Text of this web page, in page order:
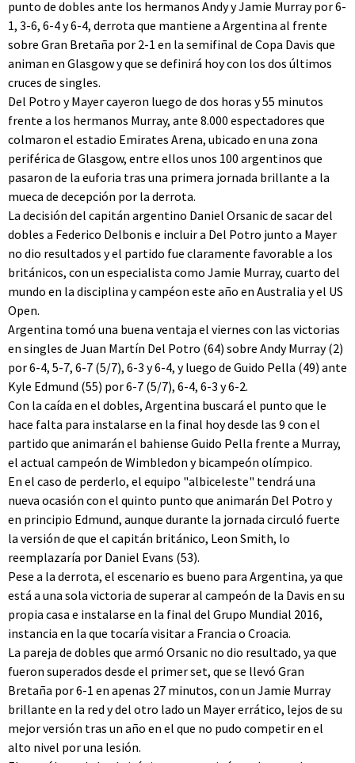
punto de dobles ante los hermanos Andy y Jamie Murray por 6-
1, 3-6, 6-4 y 6-4, derrota que mantiene a Argentina al frente
sobre Gran Bretaña por 2-1 en la semifinal de Copa Davis que
animan en Glasgow y que se definirá hoy con los dos últimos
cruces de singles.
Del Potro y Mayer cayeron luego de dos horas y 55 minutos
frente a los hermanos Murray, ante 8.000 espectadores que
colmaron el estadio Emirates Arena, ubicado en una zona
periférica de Glasgow, entre ellos unos 100 argentinos que
pasaron de la euforia tras una primera jornada brillante a la
mueca de decepción por la derrota.
La decisión del capitán argentino Daniel Orsanic de sacar del
dobles a Federico Delbonis e incluir a Del Potro junto a Mayer
no dio resultados y el partido fue claramente favorable a los
británicos, con un especialista como Jamie Murray, cuarto del
mundo en la disciplina y campéon este año en Australia y el US
Open.
Argentina tomó una buena ventaja el viernes con las victorias
en singles de Juan Martín Del Potro (64) sobre Andy Murray (2)
por 6-4, 5-7, 6-7 (5/7), 6-3 y 6-4, y luego de Guido Pella (49) ante
Kyle Edmund (55) por 6-7 (5/7), 6-4, 6-3 y 6-2.
Con la caída en el dobles, Argentina buscará el punto que le
hace falta para instalarse en la final hoy desde las 9 con el
partido que animarán el bahiense Guido Pella frente a Murray,
el actual campeón de Wimbledon y bicampeón olímpico.
En el caso de perderlo, el equipo "albiceleste" tendrá una
nueva ocasión con el quinto punto que animarán Del Potro y
en principio Edmund, aunque durante la jornada circuló fuerte
la versión de que el capitán británico, Leon Smith, lo
reemplazaría por Daniel Evans (53).
Pese a la derrota, el escenario es bueno para Argentina, ya que
está a una sola victoria de superar al campeón de la Davis en su
propia casa e instalarse en la final del Grupo Mundial 2016,
instancia en la que tocaría visitar a Francia o Croacia.
La pareja de dobles que armó Orsanic no dio resultado, ya que
fueron superados desde el primer set, que se llevó Gran
Bretaña por 6-1 en apenas 27 minutos, con un Jamie Murray
brillante en la red y del otro lado un Mayer errático, lejos de su
mejor versión tras un año en el que no pudo competir en el
alto nivel por una lesión.